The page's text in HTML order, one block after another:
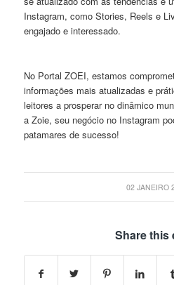
Instagram, como Stories, Reels e
engajado e interessado.
No Portal ZOEI, estamos
informações mais atualizadas e
leitores a prosperar no dinâmico
a Zoie, seu negócio no Instagram
patamares de sucesso!
02 JANEIRO
Share this